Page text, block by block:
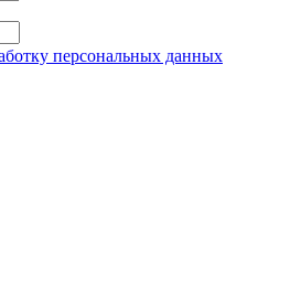
персональных данных